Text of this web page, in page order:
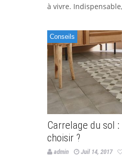
à vivre.
Conseils
Carrelage du sol
choisir ?
admin Juil 14, 2017